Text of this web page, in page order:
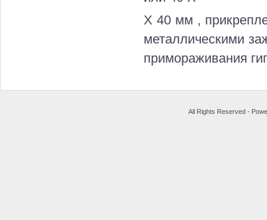
Х 40 мм ,
металлическими
примораживания
All Rights Reserved -